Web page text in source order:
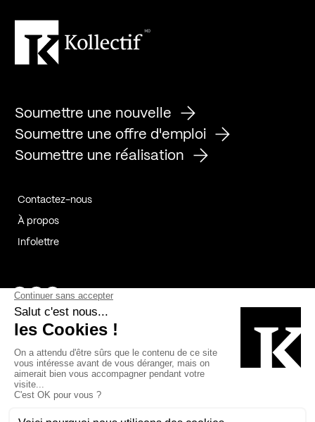
Soumettre une nouvelle
Soumettre une offre d'emploi
Soumettre une réalisation
Contactez-nous
À propos
Infolettre
Page Facebook de Kollectif
Page Instagram de Kollectif
Page Linkedin de Kollectif
Bâtiment-Durable-Québec-1
Esquisses-1IRAC-1